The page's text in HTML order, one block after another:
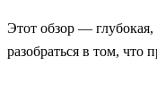
Этот обзор — глубокая,
разобраться в том, что